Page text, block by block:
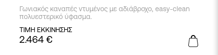
Γωνιακός καναπές ντυμένος με αδιάβροχο, easy-clean
πολυεστερικό ύφασμα.
ΤΙΜΗ ΕΚΚΙΝΗΣΗΣ
2.464 €